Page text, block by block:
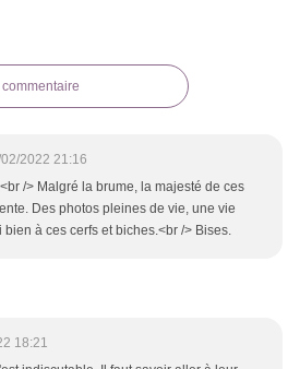
2022 21:16
/> Malgré la brume, la majesté de ces
Des photos pleines de vie, une vie
à ces cerfs et biches.<br /> Bises.
18:21